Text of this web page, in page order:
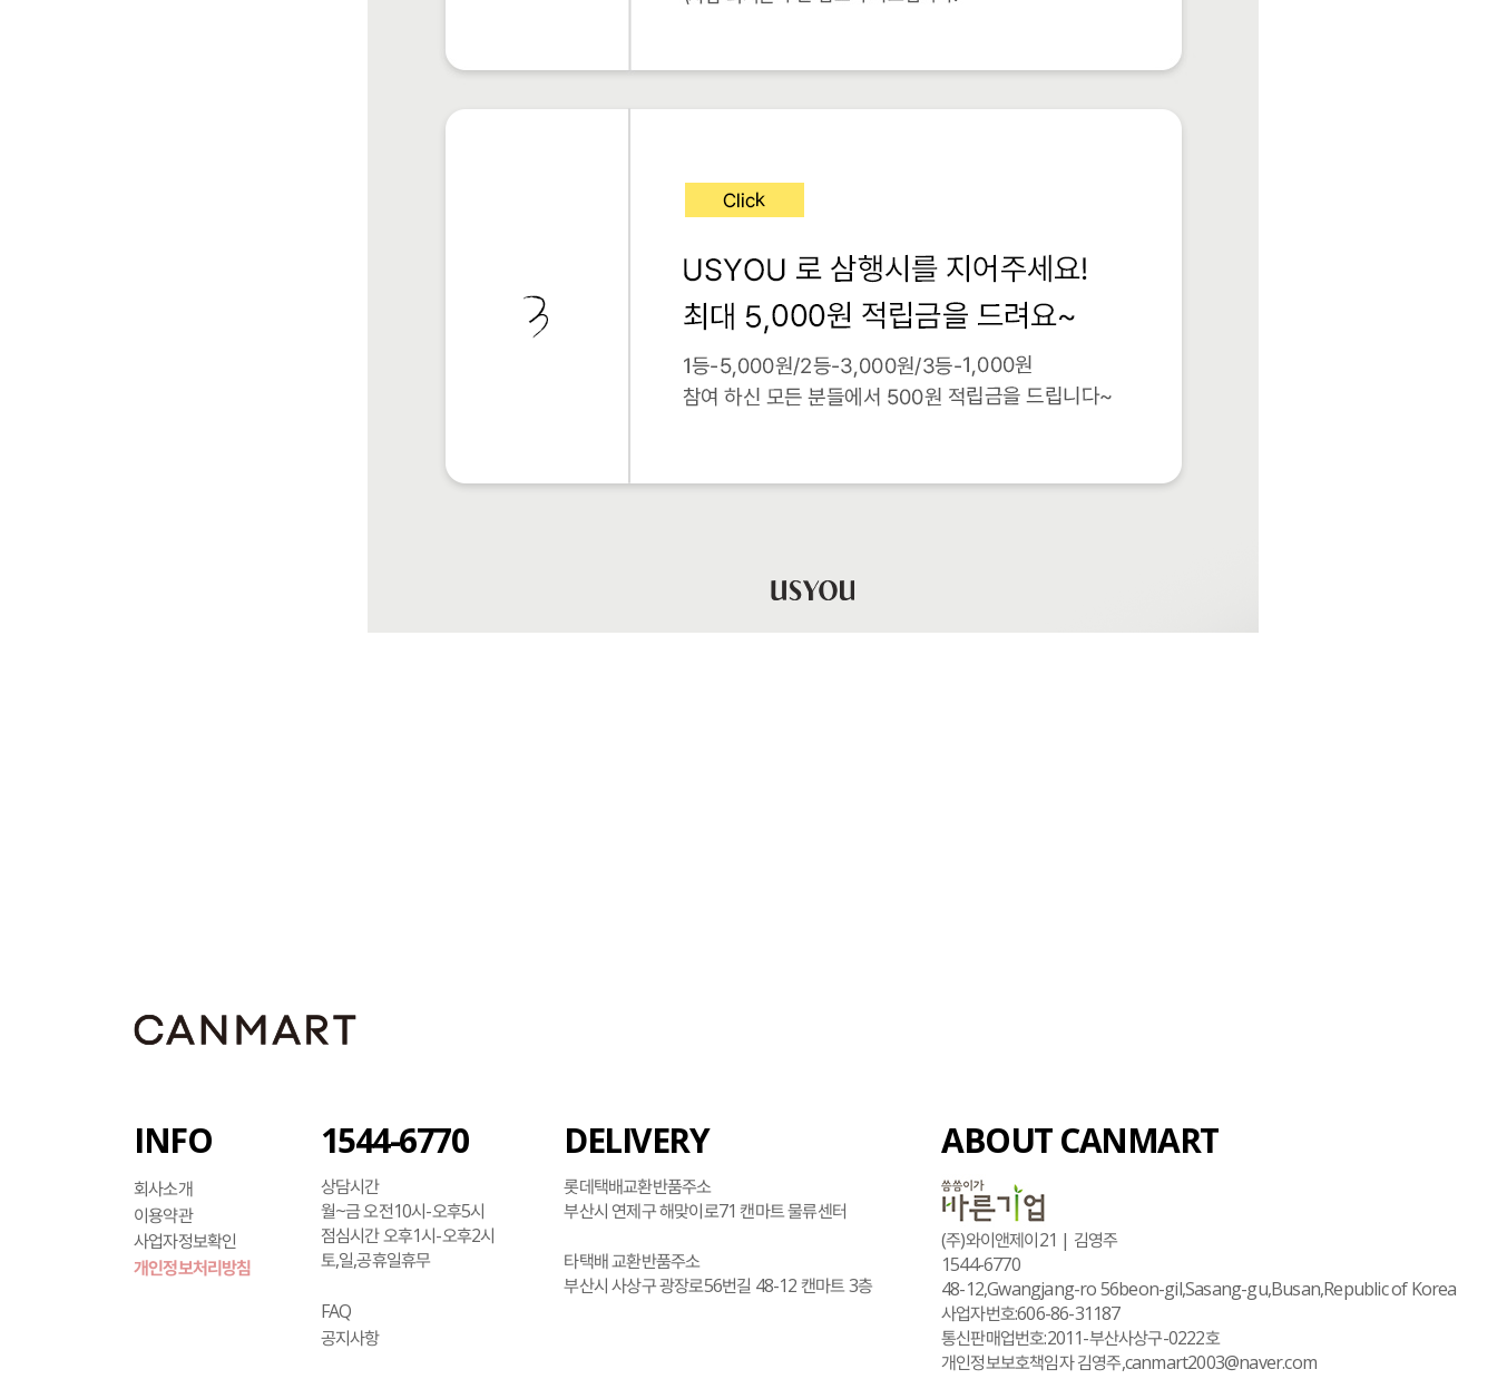
INFO
회사소개
이용약관
사업자정보확인
개인정보처리방침
1544-6770
상담시간
월~금 오전10시-오후5시
점심시간 오후1시-오후2시
토,일,공휴일휴무
FAQ
공지사항
DELIVERY
롯데택배교환반품주소
부산시 연제구 해맞이로71 캔마트 물류센터
타택배 교환반품주소
부산시 사상구 광장로56번길 48-12 캔마트 3층
ABOUT CANMART
(주)와이앤제이21 | 김영주
1544-6770
48-12,Gwangjang-ro 56beon-gil,Sasang-gu,Busan,Republic of Korea
사업자번호:606-86-31187
통신판매업번호:2011-부산사상구-0222호
개인정보보호책임자 김영주,canmart2003@naver.com